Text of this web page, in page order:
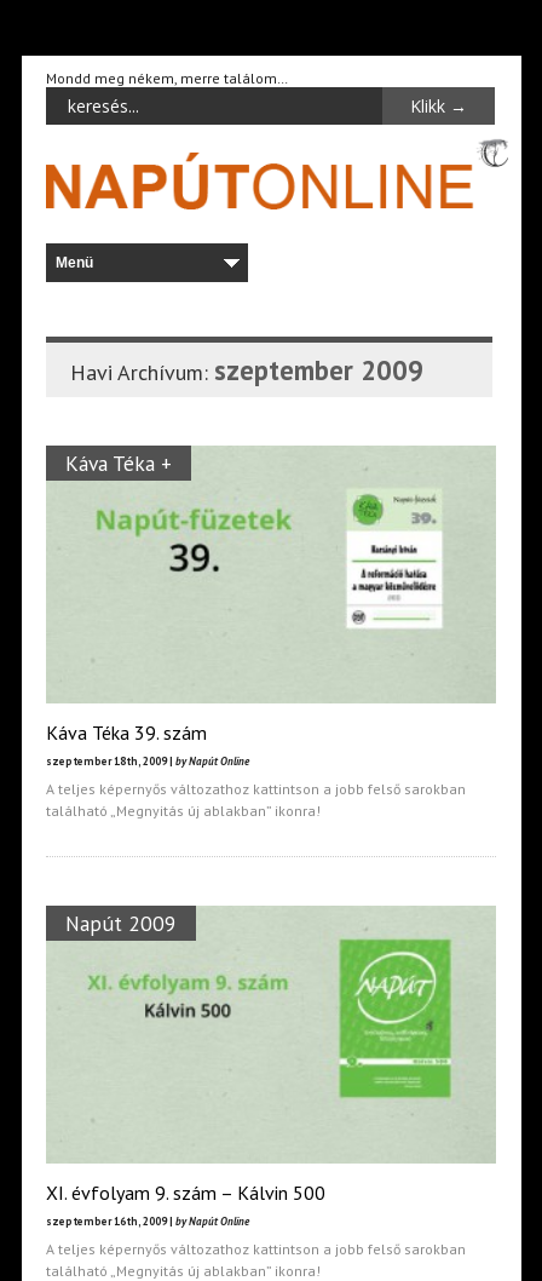
Mondd meg nékem, merre találom…
Havi Archívum: szeptember 2009
Káva Téka +
Káva Téka 39. szám
szeptember 18th, 2009 | by Napút Online
A teljes képernyős változathoz kattintson a jobb felső sarokban
található „Megnyitás új ablakban” ikonra!
Napút 2009
XI. évfolyam 9. szám – Kálvin 500
szeptember 16th, 2009 | by Napút Online
A teljes képernyős változathoz kattintson a jobb felső sarokban
található „Megnyitás új ablakban” ikonra!